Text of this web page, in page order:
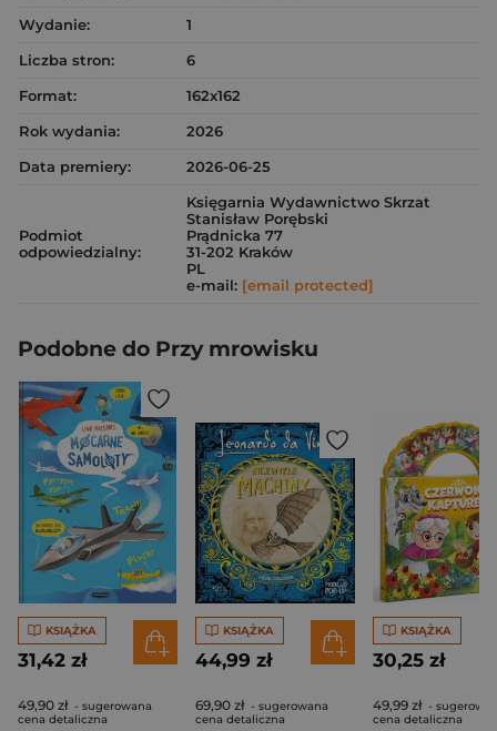
Wydanie:
1
Liczba stron:
6
Format:
162x162
Rok wydania:
2026
Data premiery:
2026-06-25
Podmiot
odpowiedzialny:
Księgarnia Wydawnictwo Skrzat
Stanisław Porębski
Prądnicka 77
31-202 Kraków
PL
e-mail: [email protected]
Podobne do Przy mrowisku
KSIĄŻKA
31,42 zł
49,90 zł - sugerowana
cena detaliczna
KSIĄŻKA
44,99 zł
69,90 zł - sugerowana
cena detaliczna
KSIĄŻKA
30,25 zł
49,99 zł -
cena detaliczna